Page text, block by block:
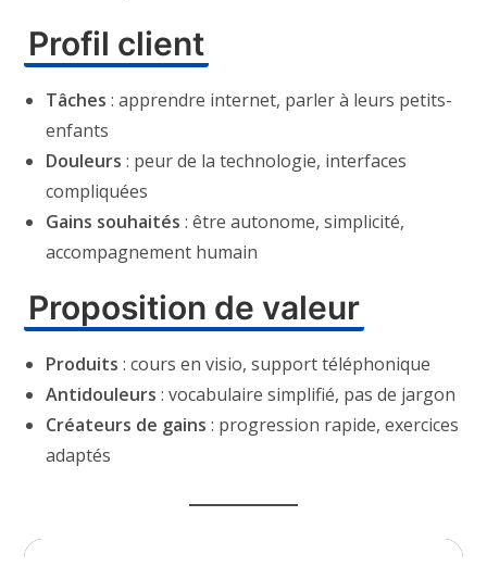
Profil client
Tâches : apprendre internet, parler à leurs petits-
enfants
Douleurs : peur de la technologie, interfaces
compliquées
Gains souhaités : être autonome, simplicité,
accompagnement humain
Proposition de valeur
Produits : cours en visio, support téléphonique
Antidouleurs : vocabulaire simplifié, pas de jargon
Créateurs de gains : progression rapide, exercices
adaptés